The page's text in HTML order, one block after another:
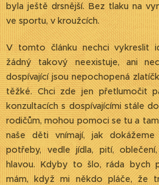
byla ještě drsnější. Bez tlaku na
ve sportu, v kroužcích.
V tomto článku nechci vykreslit
žádný takový neexistuje, ani
dospívající jsou nepochopená
těžké. Chci zde jen přetlumočit
konzultacích s dospívajícími stále
rodičům, mohou pomoci se tu a
naše děti vnímají, jak
potřeby, vedle jídla, pití,
hlavou. Kdyby to šlo, ráda bych
mám, když mi někdo pláče, že